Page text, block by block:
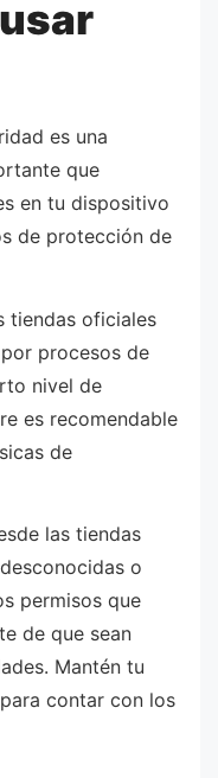
es una
que
en tu dispositivo
de protección de
tiendas oficiales
procesos de
nivel de
es recomendable
de
las tiendas
o
permisos que
de que sean
Mantén tu
contar con los